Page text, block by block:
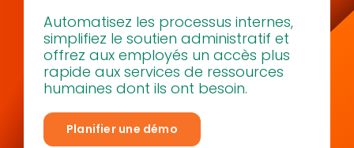
Automatisez les processus internes,
simplifiez le soutien administratif et
offrez aux employés un accès plus
rapide aux services de ressources
humaines dont ils ont besoin.
Planifier une démo